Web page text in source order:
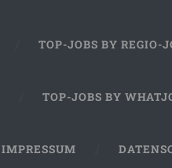
TOP-JOBS BY REGIO-
TOP-JOBS BY
IMPRESSUM